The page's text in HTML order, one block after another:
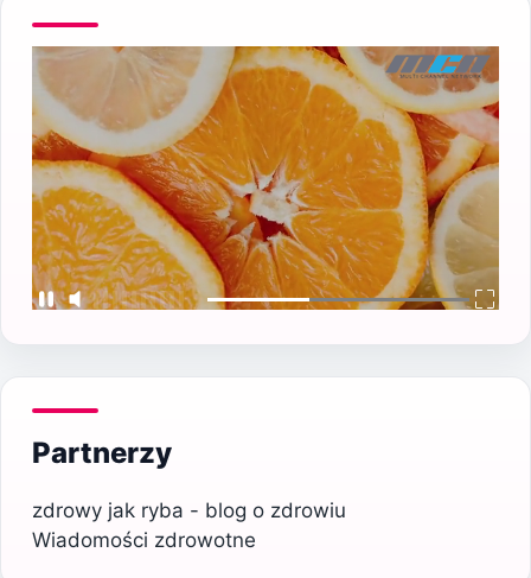
Partnerzy
zdrowy jak ryba - blog o zdrowiu
Wiadomości zdrowotne